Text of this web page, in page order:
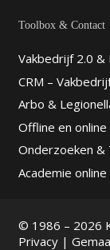
Toolbox & Contact
Vakbedrijf 2.0 &
CRM –
Arbo &
Offline en
Onderzoeken &
Academie online
© 1986 – 2026
Privacy|